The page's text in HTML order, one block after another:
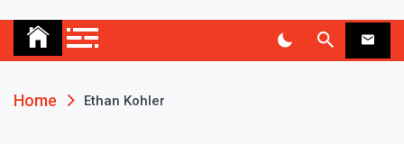
Home Ethan Kohler